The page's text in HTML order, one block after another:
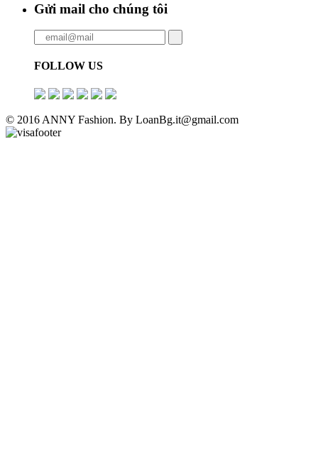
Gửi mail cho chúng tôi
FOLLOW US
© 2016 ANNY Fashion. By LoanBg.it@gmail.com